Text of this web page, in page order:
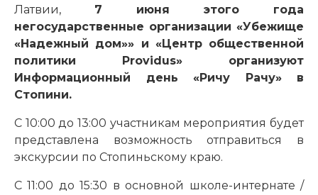
Латвии, 7 июня этого года
негосударственные организации «Убежище
«Надежный дом»» и «Центр общественной
политики Providus» организуют
Информационный день «Ричу Рачу» в
Стопини.
С 10:00 до 13:00 участникам мероприятия будет
представлена возможность отправиться в
экскурсии по Стопиньскому краю.
С 11:00 до 15:30 в основной школе-интернате /